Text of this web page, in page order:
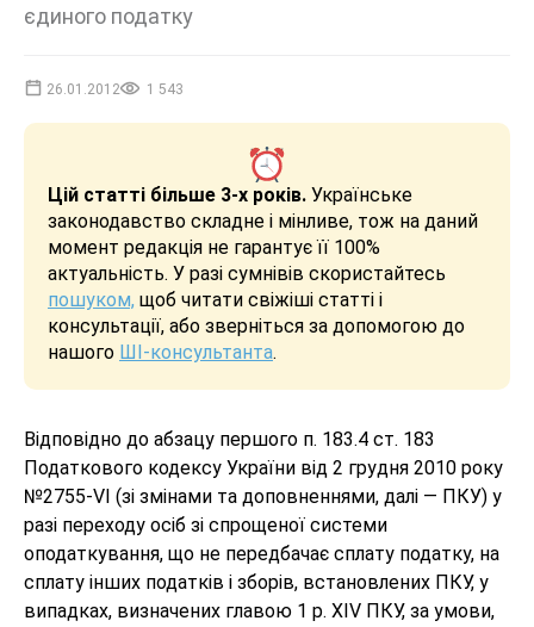
єдиного податку
26.01.2012 1 543
Цій статті більше 3-х років. Українське
законодавство складне і мінливе, тож на даний
момент редакція не гарантує її 100%
актуальність. У разі сумнівів скористайтесь
пошуком, щоб читати свіжіші статті і
консультації, або зверніться за допомогою до
нашого ШІ-консультанта.
Відповідно до абзацу першого п. 183.4 ст. 183
Податкового кодексу України від 2 грудня 2010 року
№2755-VI (зі змінами та доповненнями, далі — ПКУ) у
разі переходу осіб зі спрощеної системи
оподаткування, що не передбачає сплату податку, на
сплату інших податків і зборів, встановлених ПКУ, у
випадках, визначених главою 1 р. XIV ПКУ, за умови,